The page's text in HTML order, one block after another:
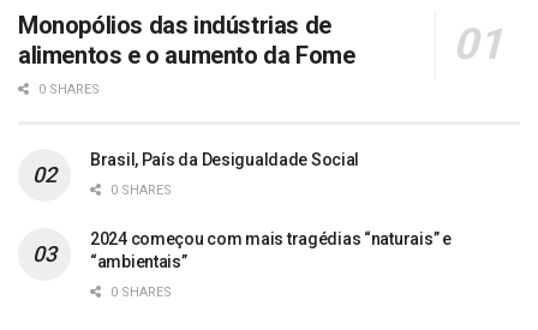
Monopólios das indústrias de
alimentos e o aumento da Fome
0 SHARES
Brasil, País da Desigualdade Social
0 SHARES
2024 começou com mais tragédias “naturais” e
“ambientais”
0 SHARES